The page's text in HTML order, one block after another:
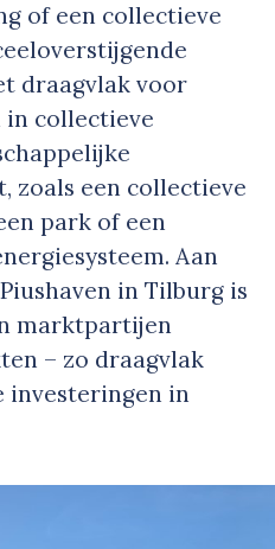
of een collectieve
draagvlak voor
collectieve
zoals een collectieve
park of een
Aan
in Tilburg is
marktpartijen
– zo draagvlak
investeringen in